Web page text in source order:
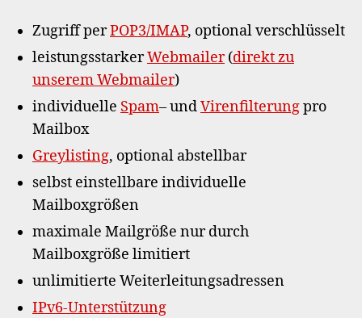
Zugriff perPOP3/IMAP, optional verschlüsselt
leistungsstarkerWebmailer(direkt zu
unserem Webmailer)
individuelle Spam– undVirenfilterungpro
Mailbox
Greylisting, optional abstellbar
selbst einstellbare individuelle
Mailboxgrößen
maximale Mailgröße nur durch
Mailboxgröße limitiert
unlimitierte Weiterleitungsadressen
IPv6-Unterstützung